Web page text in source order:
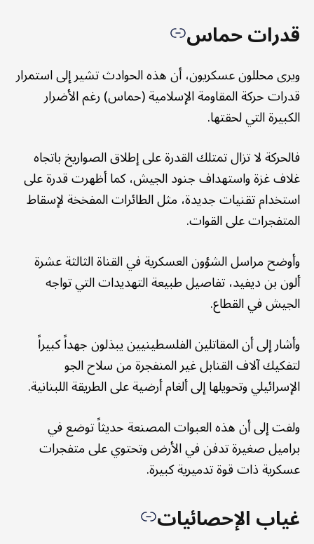
قدرات حماس
ويرى محللون عسكريون، أن هذه الحوادث تشير إلى استمرار
قدرات حركة المقاومة الإسلامية (حماس) رغم الأضرار
الكبيرة التي لحقتها.
فالحركة لا تزال تمتلك القدرة على إطلاق الصواريخ باتجاه
غلاف غزة واستهداف جنود الجيش، كما أظهرت قدرة على
استخدام تقنيات جديدة، مثل الطائرات المفخخة لإسقاط
المتفجرات على القوات.
وأوضح مراسل الشؤون العسكرية في القناة الثالثة عشرة
ألون بن ديفيد، تفاصيل طبيعة التهديدات التي تواجه
الجيش في القطاع.
وأشار إلى أن المقاتلين الفلسطينيين يبذلون جهداً كبيراً
لتفكيك آلاف القنابل غير المنفجرة من سلاح الجو
الإسرائيلي وتحويلها إلى ألغام أرضية على الطريقة اللبنانية.
ولفت إلى أن هذه العبوات المصنعة حديثاً توضع في
براميل صغيرة تدفن في الأرض وتحتوي على متفجرات
عسكرية ذات قوة تدميرية كبيرة.
غياب الإحصائيات